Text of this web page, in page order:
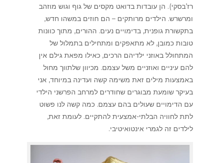
רז’בסקי). הן עובדות בדואט מקסים של גוף וגוש מוזהב
ומרשרש. הילדים מרותקים – הם חוזים במשהו חדש,
בתקשורת גופנית, בדימויים נעים. ההורים, מתוך כוונות
טובות כמובן, לא מתאפקים ומתחילים בתמלול של
המתחולל באוזני ילדיהם הרכים, כאילו מפאת גילם אין
להם עיניים ואוזניים משל עצמם. מכיוון שלתווך מחול
באמצעות מילים זאת משימה קשה ועדינה במיוחד, אני
בעיקר שומעת מבוגרים שחודרים למרחב הפרשני הילדי
עם הדימויים שעולים בהם עצמם. כמה קשה לנו פשוט
לתת לחוויה הבלתי-אמצעית להתקיים. לעומת זאת,
לילדים זה לגמרי אינטואיטיבי.